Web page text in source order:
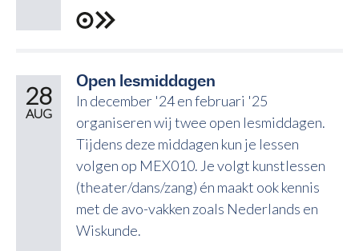
Open lesmiddagen
28
AUG
In december '24 en februari '25
organiseren wij twee open lesmiddagen.
Tijdens deze middagen kun je lessen
volgen op MEX010. Je volgt kunstlessen
(theater/dans/zang) én maakt ook kennis
met de avo-vakken zoals Nederlands en
Wiskunde.